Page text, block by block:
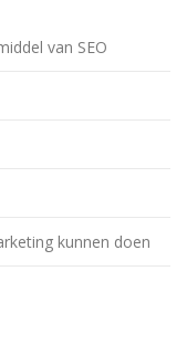
van SEO
kunnen doen